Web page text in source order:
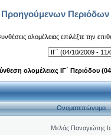
Προηγούμενων Περιόδων
ολομέλειας επιλέξτε την
ολομέλειας ΙΓ΄ Περιόδου
Ονοματεπώνυμο
Μελάς Παναγιώτης